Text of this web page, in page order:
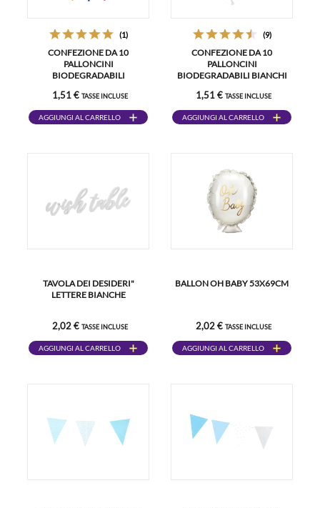
(1)
CONFEZIONE DA 10
PALLONCINI
BIODEGRADABILI
1,51 € TASSE INCLUSE
AGGIUNGI AL CARRELLO
(9)
CONFEZIONE DA 10
PALLONCINI
BIODEGRADABILI BIANCHI
1,51 € TASSE INCLUSE
AGGIUNGI AL CARRELLO
TAVOLA DEI DESIDERI"
LETTERE BIANCHE
2,02 € TASSE INCLUSE
AGGIUNGI AL CARRELLO
BALLON OH BABY 53X69CM
2,02 € TASSE INCLUSE
AGGIUNGI AL CARRELLO